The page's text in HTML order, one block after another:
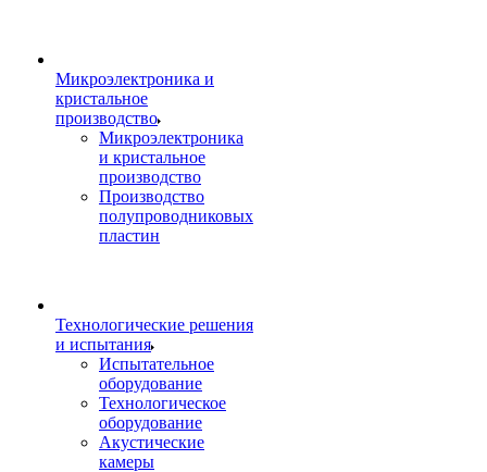
Микроэлектроника и
кристальное
производство
Микроэлектроника
и кристальное
производство
Производство
полупроводниковых
пластин
Технологические решения
и испытания
Испытательное
оборудование
Технологическое
оборудование
Акустические
камеры